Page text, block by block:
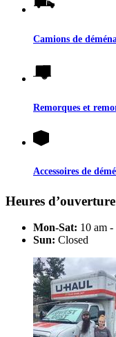
Camions de
Remorques et
Accessoires de
Heures d’ouverture
Mon-Sat: 10 am
Sun: Closed